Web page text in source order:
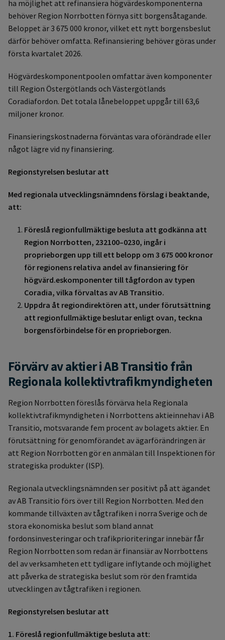
ha möjlighet att refinansiera högvärdeskomponenterna
behöver Region Norrbotten förnya sitt borgensåtagande.
Beloppet är 3 675 000 kronor, vilket ett nytt borgensbeslut
därför behöver omfatta. Refinansiering behöver göras under
första kvartalet 2026.
Högvärdeskomponentpoolen omfattar även komponenter
till Region Östergötlands och Västergötlands
Coradiafordon. Det totala lånebeloppet uppgår till 63,6
miljoner kronor.
Finansieringskostnaderna förväntas vara oförändrade eller
något lägre vid ny finansiering.
Regionstyrelsen beslutar att
Med regionala utvecklingsnämndens förslag i beaktande,
att:
Föreslå regionfullmäktige besluta att godkänna att
Region Norrbotten, 232100–0230, ingår i
proprieborgen upp till ett belopp om 3 675 000 kronor
för regionens relativa andel av finansiering för
högvärd.eskomponenter till tågfordon av typen
Coradia, vilka förvaltas av AB Transitio.
Uppdra åt regiondirektören att, under förutsättning
att regionfullmäktige beslutar enligt ovan, teckna
borgensförbindelse för en proprieborgen.
Förvärv av aktier i AB Transitio från
Regionala kollektivtrafikmyndigheten
Region Norrbotten föreslås förvärva hela Regionala
kollektivtrafikmyndigheten i Norrbottens aktieinnehav i AB
Transitio, motsvarande fem procent av bolagets aktier. En
förutsättning för genomförandet av ägarförändringen är
att Region Norrbotten gör en anmälan till Inspektionen för
strategiska produkter (ISP).
Regionala utvecklingsnämnden ser positivt på att ägandet
av AB Transitio förs över till Region Norrbotten. Med den
kommande tillväxten av tågtrafiken i norra Sverige och de
stora ekonomiska beslut som bland annat
fordonsinvesteringar och trafikprioriteringar innebär får
Region Norrbotten som redan är finansiär av Norrbottens
del av verksamheten ett tydligare inflytande och möjlighet
att påverka de strategiska beslut som rör den framtida
utvecklingen av tågtrafiken i regionen.
Regionstyrelsen beslutar att
1. Föreslå regionfullmäktige besluta att: